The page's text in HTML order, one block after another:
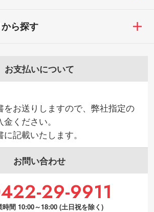
お支払いについて
をお送りしますので、弊社指定の
ください。
記載いたします。
お問い合わせ
29-9911
時間 10:00～18:00 (土日祝を除く)
ら探す